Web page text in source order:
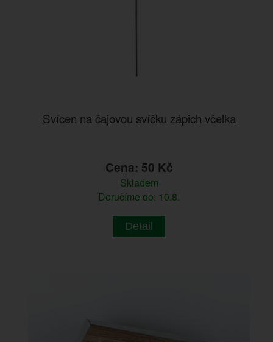
Svícen na čajovou svíčku zápich včelka
Cena: 50 Kč
Skladem
Doručíme do: 10.8.
Detail